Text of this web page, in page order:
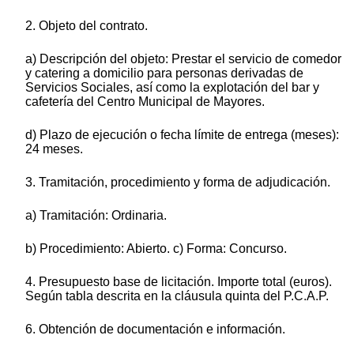
2. Objeto del contrato.
a) Descripción del objeto: Prestar el servicio de comedor
y catering a domicilio para personas derivadas de
Servicios Sociales, así como la explotación del bar y
cafetería del Centro Municipal de Mayores.
d) Plazo de ejecución o fecha límite de entrega (meses):
24 meses.
3. Tramitación, procedimiento y forma de adjudicación.
a) Tramitación: Ordinaria.
b) Procedimiento: Abierto. c) Forma: Concurso.
4. Presupuesto base de licitación. Importe total (euros).
Según tabla descrita en la cláusula quinta del P.C.A.P.
6. Obtención de documentación e información.